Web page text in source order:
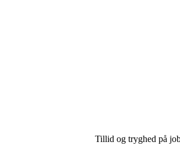
Tillid og tryghed på